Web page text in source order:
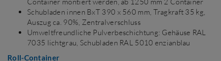
Schubladen innen BxT 390 x 560 mm, Tragkraft 35 kg,
Auszug ca. 90%, Zentralverschluss
Umweltfreundliche Pulverbeschichtung: Gehäuse RAL
7035 lichtgrau, Schubladen RAL 5010 enzianblau
Roll-Container